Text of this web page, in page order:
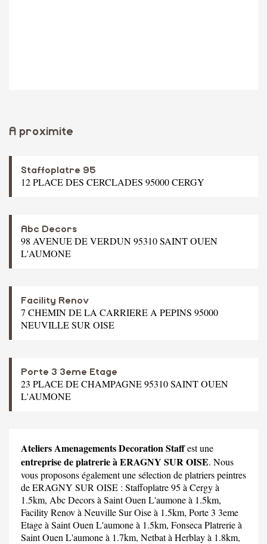
A proximite
Staffoplatre 95
12 PLACE DES CERCLADES 95000 CERGY
Abc Decors
98 AVENUE DE VERDUN 95310 SAINT OUEN
L'AUMONE
Facility Renov
7 CHEMIN DE LA CARRIERE A PEPINS 95000
NEUVILLE SUR OISE
Porte 3 3eme Etage
23 PLACE DE CHAMPAGNE 95310 SAINT OUEN
L'AUMONE
Ateliers Amenagements Decoration Staffest une
entreprise de platrerie à ERAGNY SUR OISE. Nous
vous proposons également une sélection de platriers peintres
de ERAGNY SUR OISE : Staffoplatre 95 à Cergy à
1.5km, Abc Decorsà Saint Ouen L'aumone à 1.5km,
Facility Renovà Neuville Sur Oise à 1.5km, Porte 3 3eme
Etageà Saint Ouen L'aumone à 1.5km, Fonseca Platrerieà
Saint Ouen L'aumone à 1.7km, Netbatà Herblay à 1.8km,